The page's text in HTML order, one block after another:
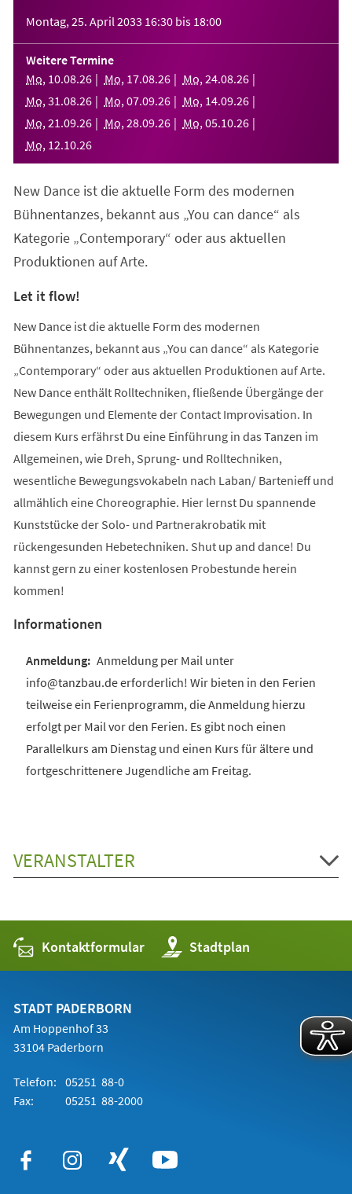
Montag, 25. April 2033 16:30 bis 18:00
Weitere Termine
Mo, 10.08.26 Mo, 17.08.26 Mo, 24.08.26
Mo, 31 .08.26 Mo, 07.09.26 Mo, 14.09.26
Mo, 21 .09.26 Mo, 28.09.26 Mo, 05.10.26
Mo, 12.10.26
New Dance ist die aktuelle Form des modernen
Bühnentanzes, bekannt aus „You can dance“ als
Kategorie „Contemporary“ oder aus aktuellen
Produktionen auf Arte.
Let it flow!
New Dance ist die aktuelle Form des modernen
Bühnentanzes, bekannt aus „You can dance“ als Kategorie
„Contemporary“ oder aus aktuellen Produktionen auf Arte.
New Dance enthält Rolltechniken, fließende Übergänge der
Bewegungen und Elemente der Contact Improvisation. In
diesem Kurs erfährst Du eine Einführung in das Tanzen im
Allgemeinen, wie Dreh, Sprung- und Rolltechniken,
wesentliche Bewegungsvokabeln nach Laban/ Bartenieff und
allmählich eine Choreographie. Hier lernst Du spannende
Kunststücke der Solo- und Partnerakrobatik mit
rückengesunden Hebetechniken. Shut up and dance! Du
kannst gern zu einer kostenlosen Probestunde herein
kommen!
Informationen
Anmeldung per Mail unter
info@tanzbau.de erforderlich! Wir bieten in den Ferien
teilweise ein Ferienprogramm, die Anmeldung hierzu
erfolgt per Mail vor den Ferien. Es gibt noch einen
Parallelkurs am Dienstag und einen Kurs für ältere und
fortgeschrittenere Jugendliche am Freitag.
VERANSTALTER
Kontaktformular Stadtplan
(Öffnet
in
einem
STADT PADERBORN
Am Hoppenhof 33
33104 Paderborn
Telefon: 05251 88-0
Fax:
05251 88-2000